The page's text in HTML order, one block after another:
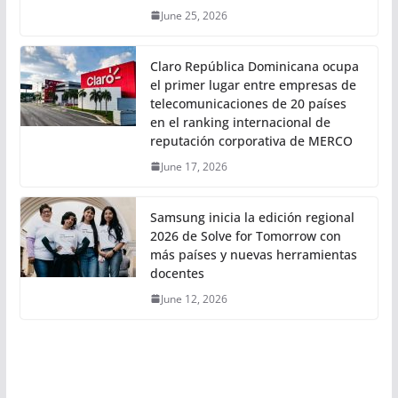
June 25, 2026
Claro República Dominicana ocupa
el primer lugar entre empresas de
telecomunicaciones de 20 países
en el ranking internacional de
reputación corporativa de MERCO
June 17, 2026
Samsung inicia la edición regional
2026 de Solve for Tomorrow con
más países y nuevas herramientas
docentes
June 12, 2026